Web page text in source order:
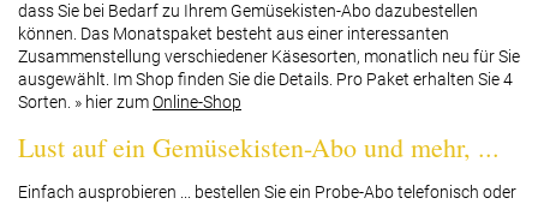
dass Sie bei Bedarf zu Ihrem Gemüsekisten-Abo dazubestellen
können. Das Monatspaket besteht aus einer interessanten
Zusammenstellung verschiedener Käsesorten, monatlich neu für Sie
ausgewählt. Im Shop finden Sie die Details. Pro Paket erhalten Sie 4
Sorten. » hier zumOnline-Shop
Lust auf ein Gemüsekisten-Abo und mehr, ...
Einfach ausprobieren ... bestellen Sie ein Probe-Abo telefonisch oder